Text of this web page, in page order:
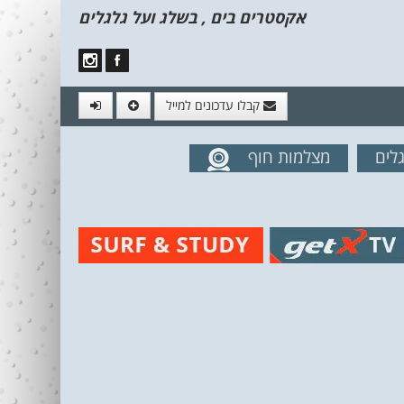
אקסטרים בים , בשלג ועל גלגלים
קבלו עדכונים למייל
מהאתרמצלמות חוף